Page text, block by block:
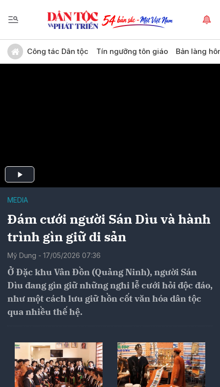
Công tác Dân tộc Tín ngưỡng tôn giáo Bản làng
MEDIA
Đám cưới người Sán Dìu và hành
trình gìn giữ di sản
Mỹ Dung - 17/05/2026 07:36
Ở Đặc khu Vân Đồn (Quảng Ninh), người Sán
Dìu đang gìn giữ những nghi lễ cưới hỏi độc đáo,
như một cách lưu giữ hồn cốt văn hóa dân tộc
qua nhiều thế hệ.